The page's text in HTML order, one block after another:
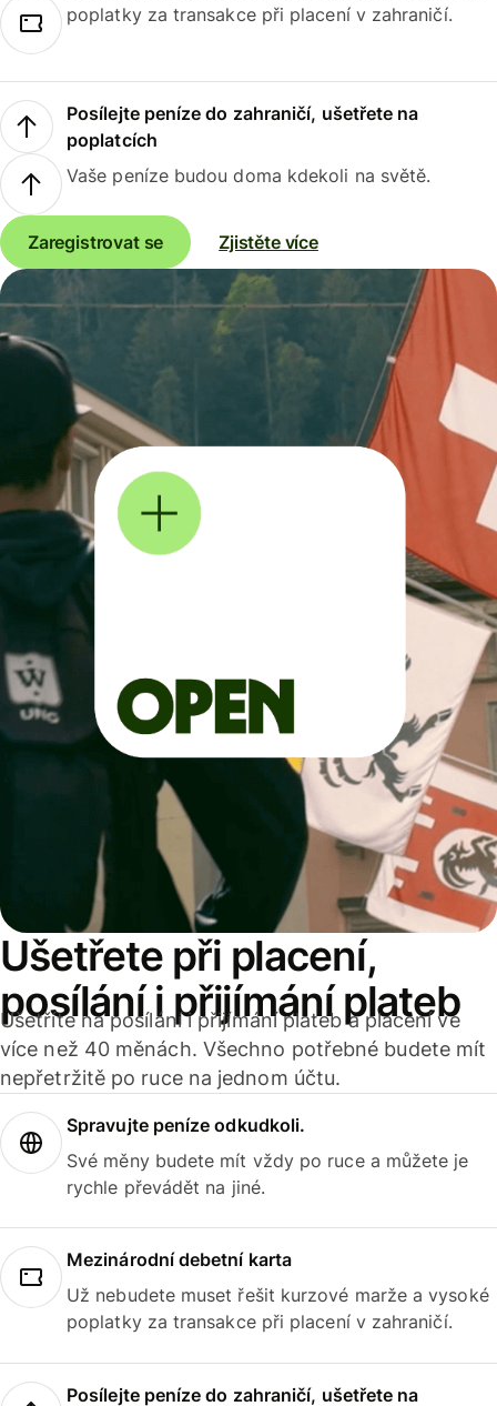
poplatky za transakce při placení v zahraničí.
Posílejte peníze do zahraničí, ušetřete na
poplatcích
Vaše peníze budou doma kdekoli na světě.
Zaregistrovat se Zjistěte více
Ušetřete při placení,
posílání i přijímání plateb
Ušetříte na posílání i přijímání plateb a placení ve
více než 40 měnách. Všechno potřebné budete mít
nepřetržitě po ruce na jednom účtu.
Spravujte peníze odkudkoli.
Své měny budete mít vždy po ruce a můžete je
rychle převádět na jiné.
Mezinárodní debetní karta
Už nebudete muset řešit kurzové marže a vysoké
poplatky za transakce při placení v zahraničí.
Posílejte peníze do zahraničí, ušetřete na